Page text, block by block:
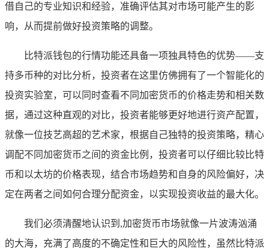
借自己的专业知识和经验，准确评估其对市场可能产生的影
响，从而提前做好投资策略的调整。
比特派钱包的行情功能还具备一项独具特色的优势——支
持多币种的对比分析，投资者在这里仿佛拥有了一个智能化的
投资实验室，可以同时查看不同加密货币的价格走势和相关数
据，通过这种直观的对比，投资者能够更好地进行资产配置，
就像一位技艺高超的艺术家，根据自己独特的投资策略，精心
调配不同加密货币之间的资金比例，投资者可以仔细比较比特
币和以太坊的价格表现，结合市场趋势和自身的风险偏好，决
定在两者之间如何合理分配资金，以实现投资收益的最大化。
我们必须清醒地认识到,加密货币市场就像一片波涛汹涌
的大海，充满了高度的不确定性和巨大的风险性，虽然比特派